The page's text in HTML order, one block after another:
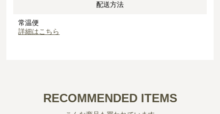
配送方法
常温便
詳細はこちら
RECOMMENDED ITEMS